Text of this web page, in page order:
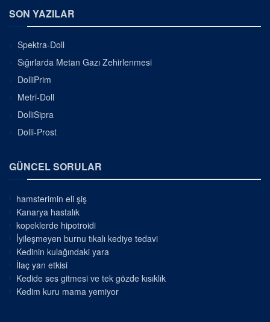
SON YAZILAR
Spektra-Doll
Sığırlarda Metan Gazı Zehirlenmesi
DolliPrim
Metri-Doll
DolliSipra
Dolli-Prost
GÜNCEL SORULAR
hamsterimin eli şiş
Kanarya hastalık
kopeklerde hipotroidi
İyileşmeyen burnu tıkalı kediye tedavi
Kedinin kulağındaki yara
İlaç yan etkisi
Kedide ses gitmesi ve tek gözde kısıklık
Kedim kuru mama yemiyor